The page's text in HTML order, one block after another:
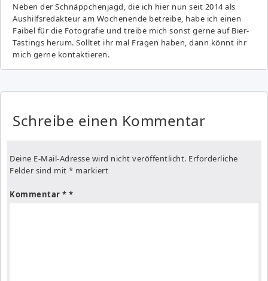
Neben der Schnäppchenjagd, die ich hier nun seit 2014 als
Aushilfsredakteur am Wochenende betreibe, habe ich einen
Faibel für die Fotografie und treibe mich sonst gerne auf Bier-
Tastings herum. Solltet ihr mal Fragen haben, dann könnt ihr
mich gerne kontaktieren.
Schreibe einen Kommentar
Deine E-Mail-Adresse wird nicht veröffentlicht. Erforderliche
Felder sind mit * markiert
Kommentar *